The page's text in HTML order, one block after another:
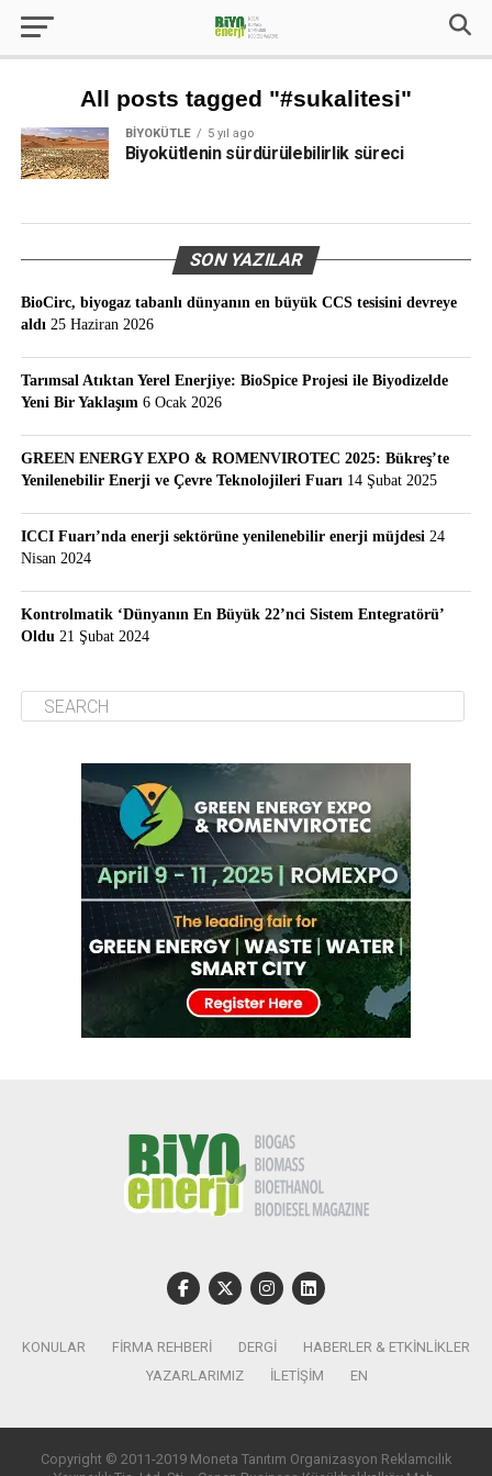
All posts tagged "#sukalitesi"
BIYOKÜTLE 5 yıl ago
Biyokütlenin sürdürülebilirlik süreci
SON YAZILAR
BioCirc, biyogaz tabanlı dünyanın en büyük CCS tesisini devreye
aldı 25 Haziran 2026
Tarımsal Atıktan Yerel Enerjiye: BioSpice Projesi ile Biyodizelde
Yeni Bir Yaklaşım 6 Ocak 2026
GREEN ENERGY EXPO & ROMENVIROTEC 2025: Bükreş’te
Yenilenebilir Enerji ve Çevre Teknolojileri Fuarı 14 Şubat 2025
ICCI Fuarı’nda enerji sektörüne yenilenebilir enerji müjdesi 24
Nisan 2024
Kontrolmatik ‘Dünyanın En Büyük 22’nci Sistem Entegratörü’
Oldu 21 Şubat 2024
KONULAR FIRMA REHBERI DERGI
HABERLER & ETKINLIKLER
YAZARLARIMIZ
İLETIŞIM EN
Copyright © 2011-2019 Moneta Tanıtım Organizasyon Reklamcılık